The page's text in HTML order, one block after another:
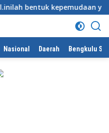
kepemudaan yang
Nasional Daerah Bengkulu